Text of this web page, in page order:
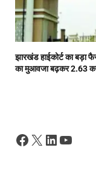
झारखंड हाईकोर्ट का बड़ा
का मुआवजा बढ़कर 2.63
Facebook
X LinkedIn